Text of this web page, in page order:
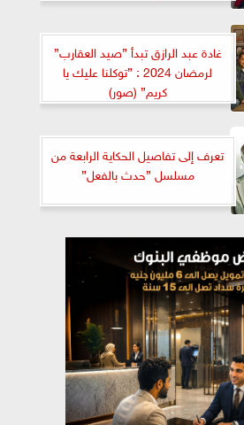
غادة عبد الرازق تبدأ ”صيد العقارب”
لرمضان 2024 : ”توكلنا عليك يا
كريم” (صور)
تعرف إلى تفاصيل الحكاية الرابعة من
مسلسل ”حدث بالفعل”